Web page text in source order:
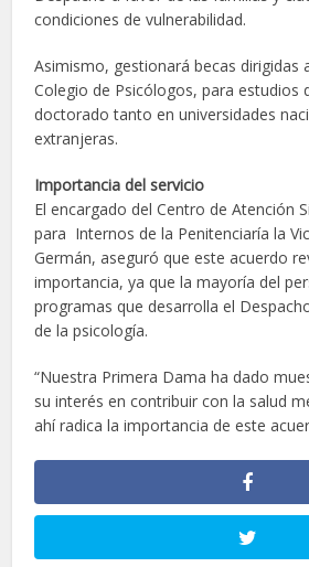
condiciones de vulnerabilidad.
Asimismo, gestionará becas dirigidas
Colegio de Psicólogos, para estudios
doctorado tanto en universidades
extranjeras.
Importancia del servicio
El encargado del Centro de Atención
para Internos de la Penitenciaría la
Germán, aseguró que este acuerdo
importancia, ya que la mayoría del
programas que desarrolla el
de la psicología.
“Nuestra Primera Dama ha dado
su interés en contribuir con la salud
ahí radica la importancia de este